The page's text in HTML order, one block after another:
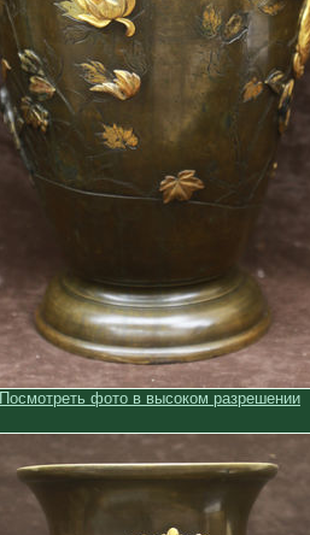
Посмотреть фото в высоком разрешении